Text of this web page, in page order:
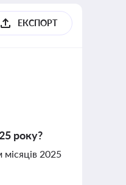
ЕКСПОРТ
року?
місяців 2025